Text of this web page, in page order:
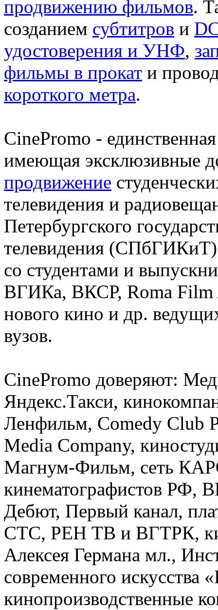
продвижению фильмов.
созданием субтитров и
удостоверения и УНФ,
фильмы в прокат и
короткого метра.
CinePromo -
имеющая эксклюзивные
продвижение
телевидения и
Петербургского
телевидения
со студентами и
ВГИКа, ВКСР, Roma Film
нового кино и др.
вузов.
CinePromo доверяют:
Яндекс.Такси,
Ленфильм, Comedy Club
Media Company,
Магнум-Фильм, сеть
кинематографистов
Дебют, Первый канал,
СТС, РЕН ТВ и ВГТРК,
Алексея Германа мл.,
современного искусства
кинопроизводственные